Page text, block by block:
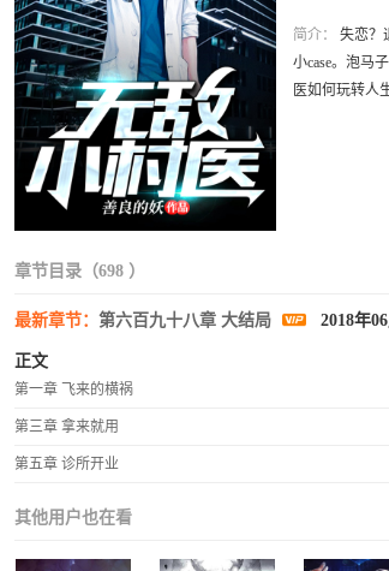
简介：
失恋？
小case。泡马
医如何玩转人
章节目录（698 ）
最新章节： 第六百九十八章 大结局 2018年
正文
第一章 飞来的横祸
第三章 拿来就用
第五章 诊所开业
其他用户也在看